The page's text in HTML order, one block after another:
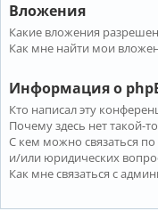
Вложения
Какие вложения
Как мне найти мои
Информация о
Кто написал эту
Почему здесь нет такой-
С кем можно связаться
и/или юридических
Как мне связаться с